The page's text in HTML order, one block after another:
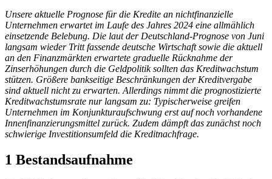
Unsere aktuelle Prognose für die Kredite an nichtfinanzielle
Unternehmen erwartet im Laufe des Jahres 2024 eine allmählich
einsetzende Belebung. Die laut der Deutschland-Prognose von Juni
langsam wieder Tritt fassende deutsche Wirtschaft sowie die aktuell
an den Finanzmärkten erwartete graduelle Rücknahme der
Zinserhöhungen durch die Geldpolitik sollten das Kreditwachstum
stützen. Größere bankseitige Beschränkungen der Kreditvergabe
sind aktuell nicht zu erwarten. Allerdings nimmt die prognostizierte
Kreditwachstumsrate nur langsam zu: Typischerweise greifen
Unternehmen im Konjunkturaufschwung erst auf noch vorhandene
Innenfinanzierungsmittel zurück. Zudem dämpft das zunächst noch
schwierige Investitionsumfeld die Kreditnachfrage.
1 Bestandsaufnahme